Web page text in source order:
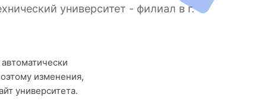
университет - филиал в г.
изменения,
университета.